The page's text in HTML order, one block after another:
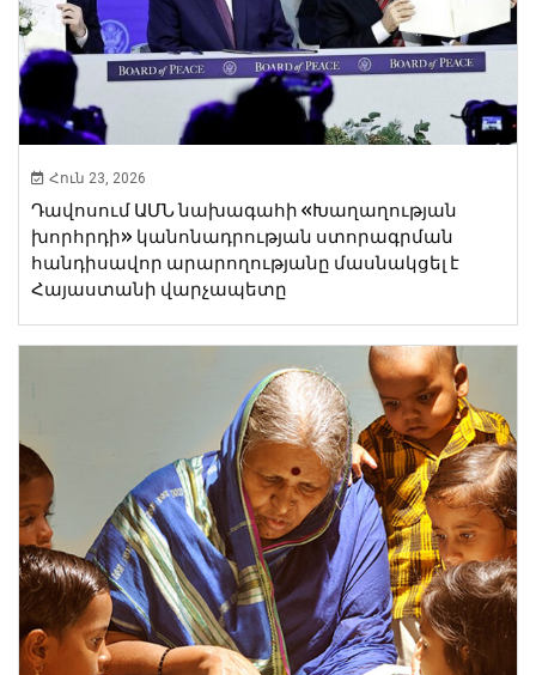
Հուն 23, 2026
Դավոսում ԱՄՆ նախագահի «Խաղաղության
խորհրդի» կանոնադրության ստորագրման
հանդիսավոր արարողությանը մասնակցել է
Հայաստանի վարչապետը